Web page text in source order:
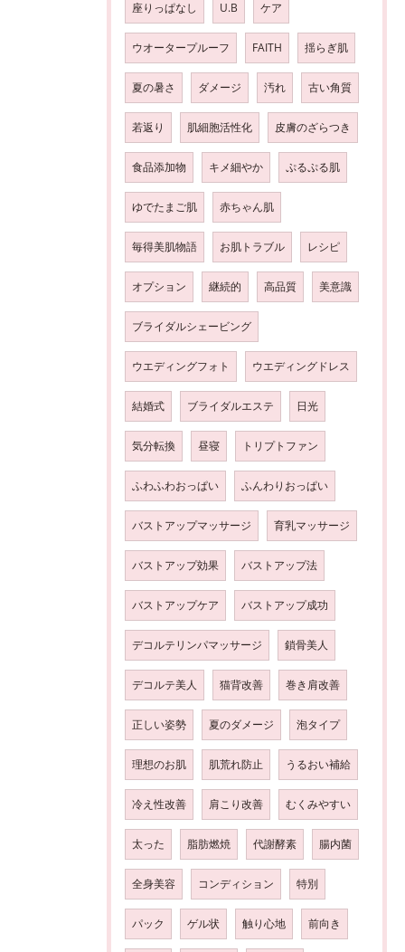
座りっぱなし U.B ケア
ウオータープルーフ FAITH 揺らぎ肌
夏の暑さ ダメージ 汚れ 古い角質
若返り 肌細胞活性化 皮膚のざらつき
食品添加物 キメ細やか ぷるぷる肌
ゆでたまご肌 赤ちゃん肌
毎得美肌物語 お肌トラブル レシピ
オプション 継続的 高品質 美意識
ブライダルシェービング
ウエディングフォト ウエディングドレス
結婚式 ブライダルエステ 日光
気分転換 昼寝 トリプトファン
ふわふわおっぱい ふんわりおっぱい
バストアップマッサージ 育乳マッサージ
バストアップ効果 バストアップ法
バストアップケア バストアップ成功
デコルテリンパマッサージ 鎖骨美人
デコルテ美人 猫背改善 巻き肩改善
正しい姿勢 夏のダメージ 泡タイプ
理想のお肌 肌荒れ防止 うるおい補給
冷え性改善 肩こり改善 むくみやすい
太った 脂肪燃焼 代謝酵素 腸内菌
全身美容 コンディション 特別
パック ゲル状 触り心地 前向き